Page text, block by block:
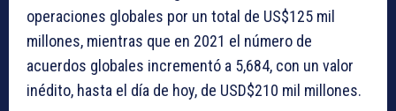
operaciones globales por un total de US$125 mil
millones, mientras que en 2021 el número de
acuerdos globales incrementó a 5,684, con un valor
inédito, hasta el día de hoy, de USD$210 mil millones.